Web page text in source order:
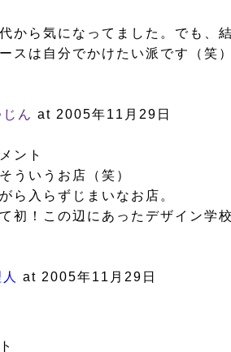
から気になってました。でも、
スは自分でかけたい派です（笑）
ん at 2005年11月29日
ント
ういうお店（笑）
ら入らずじまいなお店。
初！この辺にあったデザイン学
at 2005年11月29日